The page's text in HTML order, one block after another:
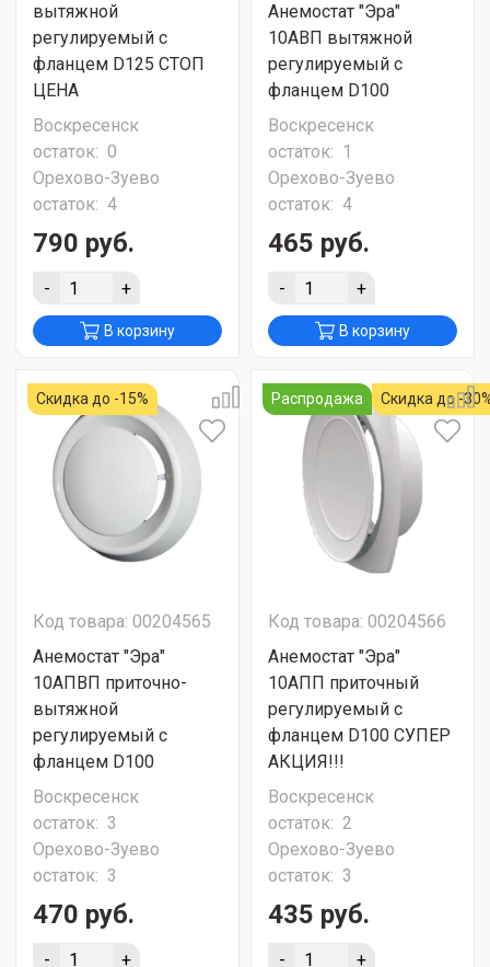
вытяжной
регулируемый с
фланцем D125 СТОП
ЦЕНА
Воскресенск
остаток: 0
Орехово-Зуево
остаток: 4
790 руб.
- +
В корзину
Анемостат "Эра"
10АВП вытяжной
регулируемый с
фланцем D100
Воскресенск
остаток: 1
Орехово-Зуево
остаток: 4
465 руб.
- +
В корзину
Скидка до -15%
Код товара: 00204565
Анемостат "Эра"
10АПВП приточно-
вытяжной
регулируемый с
фланцем D100
Воскресенск
остаток: 3
Орехово-Зуево
остаток: 3
470 руб.
- +
Распродажа Скидка до -
Код товара: 00204566
Анемостат "Эра"
10АПП приточный
регулируемый с
фланцем D100 СУПЕР
АКЦИЯ!!!
Воскресенск
остаток: 2
Орехово-Зуево
остаток: 3
435 руб.
- +